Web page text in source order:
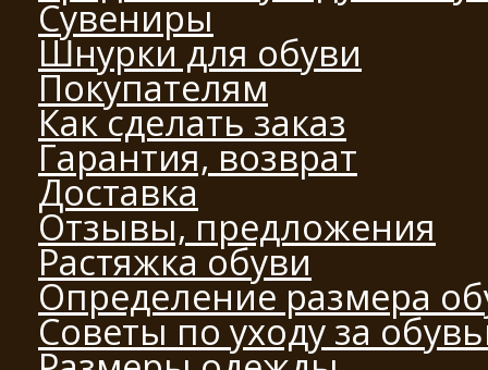
Сувениры
Шнурки для обуви
Покупателям
Как сделать заказ
Гарантия, возврат
Доставка
Отзывы, предложения
Растяжка обуви
Определение размера
Советы по уходу за